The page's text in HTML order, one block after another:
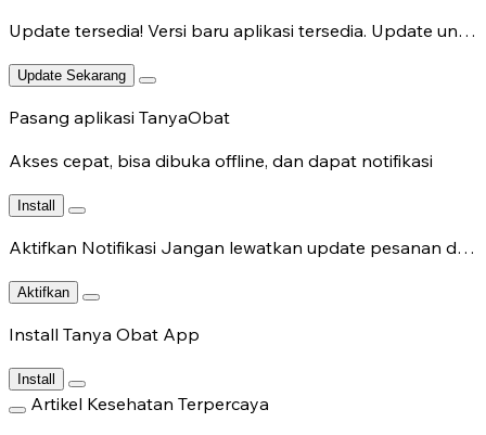
Update tersedia! Versi baru aplikasi tersedia. Update untuk fitur terbaru.
Update Sekarang
Pasang aplikasi TanyaObat
Akses cepat, bisa dibuka offline, dan dapat notifikasi
Install
Aktifkan Notifikasi Jangan lewatkan update pesanan dan chat dokter.
Aktifkan
Install Tanya Obat App
Install
Artikel Kesehatan Terpercaya